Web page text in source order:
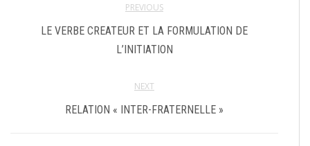
PREVIOUS
LE VERBE CREATEUR ET LA FORMULATION DE
L’INITIATION
NEXT
RELATION « INTER-FRATERNELLE »